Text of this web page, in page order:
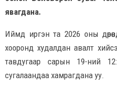
явагдана.
Иймд иргэн та 2026 оны
хооронд худалдан авалт
тавдугаар сарын 19-ний
сугалаандаа хамрагдана уу.